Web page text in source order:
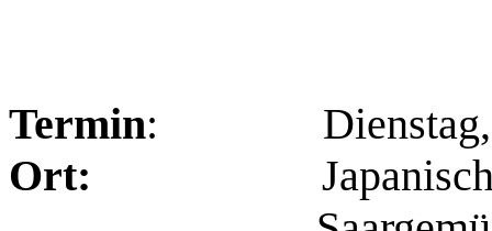
Termin: Dienstag, den
Ort: Japanisch-